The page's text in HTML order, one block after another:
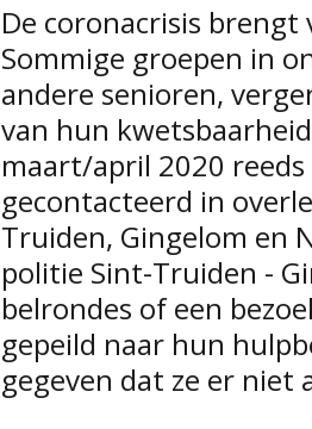
De coronacrisis
Sommige groepen in
andere senioren,
van hun
maart/april 2020
gecontacteerd in
Truiden, Gingelom en
politie Sint-Truiden -
belrondes of een
gepeild naar hun
gegeven dat ze er niet